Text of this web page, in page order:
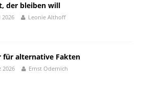
der bleiben will
2026 Leonie Althoff
für alternative Fakten
2026 Ernst Odernich